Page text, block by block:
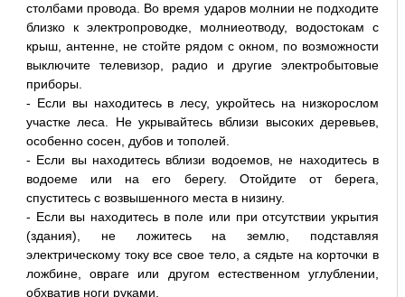
столбами провода. Во время ударов молнии не подходите
близко к электропроводке, молниеотводу, водостокам с
крыш, антенне, не стойте рядом с окном, по возможности
выключите телевизор, радио и другие электробытовые
приборы.
- Если вы находитесь в лесу, укройтесь на низкорослом
участке леса. Не укрывайтесь вблизи высоких деревьев,
особенно сосен, дубов и тополей.
- Если вы находитесь вблизи водоемов, не находитесь в
водоеме или на его берегу. Отойдите от берега,
спуститесь с возвышенного места в низину.
- Если вы находитесь в поле или при отсутствии укрытия
(здания), не ложитесь на землю, подставляя
электрическому току все свое тело, а сядьте на корточки в
ложбине, овраге или другом естественном углублении,
обхватив ноги руками.